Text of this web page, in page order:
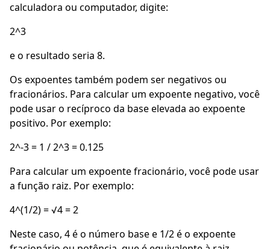
calculadora ou computador, digite:
2^3
e o resultado seria 8.
Os expoentes também podem ser negativos ou
fracionários. Para calcular um expoente negativo, você
pode usar o recíproco da base elevada ao expoente
positivo. Por exemplo:
2^-3 = 1 / 2^3 = 0.125
Para calcular um expoente fracionário, você pode usar
a função raiz. Por exemplo:
4^(1/2) = √4 = 2
Neste caso, 4 é o número base e 1/2 é o expoente